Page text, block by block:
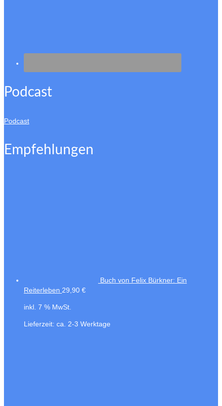
Podcast
Podcast
Empfehlungen
Buch von Felix Bürkner: Ein
Reiterleben 29,90 €
inkl. 7 % MwSt.
Lieferzeit: ca. 2-3 Werktage